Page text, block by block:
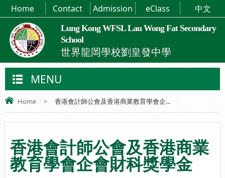
Lung Kong WFSL Lau Wong Fat Secondary
School
世界龍岡學校劉皇發中學
Home Contact Admission eClass 中文
MENU
Home > 香港會計師公會及香港商業教育學會企...
香港會計師公會及香港商業
教育學會企會財科獎學金